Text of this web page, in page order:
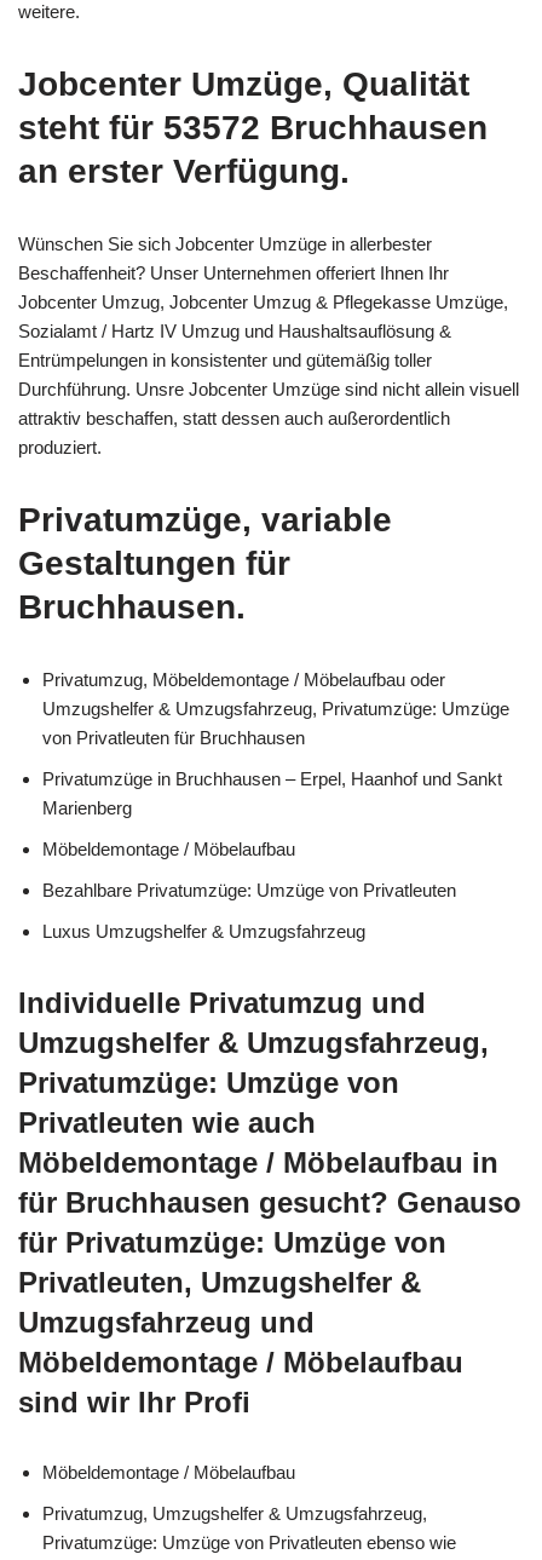
weitere.
Jobcenter Umzüge, Qualität
steht für 53572 Bruchhausen
an erster Verfügung.
Wünschen Sie sich Jobcenter Umzüge in allerbester
Beschaffenheit? Unser Unternehmen offeriert Ihnen Ihr
Jobcenter Umzug, Jobcenter Umzug & Pflegekasse Umzüge,
Sozialamt / Hartz IV Umzug und Haushaltsauflösung &
Entrümpelungen in konsistenter und gütemäßig toller
Durchführung. Unsre Jobcenter Umzüge sind nicht allein visuell
attraktiv beschaffen, statt dessen auch außerordentlich
produziert.
Privatumzüge, variable
Gestaltungen für
Bruchhausen.
Privatumzug, Möbeldemontage / Möbelaufbau oder
Umzugshelfer & Umzugsfahrzeug, Privatumzüge: Umzüge
von Privatleuten für Bruchhausen
Privatumzüge in Bruchhausen – Erpel, Haanhof und Sankt
Marienberg
Möbeldemontage / Möbelaufbau
Bezahlbare Privatumzüge: Umzüge von Privatleuten
Luxus Umzugshelfer & Umzugsfahrzeug
Individuelle Privatumzug und
Umzugshelfer & Umzugsfahrzeug,
Privatumzüge: Umzüge von
Privatleuten wie auch
Möbeldemontage / Möbelaufbau in
für Bruchhausen gesucht? Genauso
für Privatumzüge: Umzüge von
Privatleuten, Umzugshelfer &
Umzugsfahrzeug und
Möbeldemontage / Möbelaufbau
sind wir Ihr Profi
Möbeldemontage / Möbelaufbau
Privatumzug, Umzugshelfer & Umzugsfahrzeug,
Privatumzüge: Umzüge von Privatleuten ebenso wie